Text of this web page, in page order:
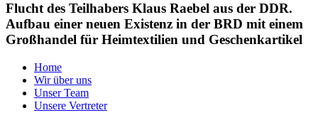
Flucht des Teilhabers Klaus Raebel aus der DDR.
Aufbau einer neuen Existenz in der BRD mit einem
Großhandel für Heimtextilien und Geschenkartikel
Home
Wir über uns
Unser Team
Unsere Vertreter